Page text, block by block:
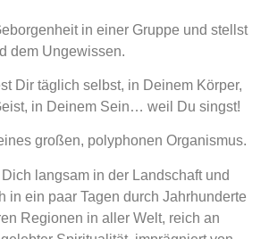
in einer Gruppe und stellst
dem Ungewissen.
Dir täglich selbst, in Deinem Körper,
in Deinem Sein… weil Du singst!
großen, polyphonen Organismus.
langsam in der Landschaft und
in ein paar Tagen durch Jahrhunderte
Regionen in aller Welt, reich an